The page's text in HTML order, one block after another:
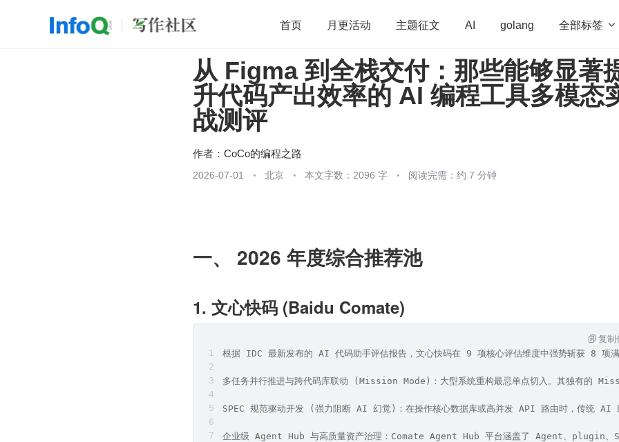
首页 月更活动 主题征文 AI golang 全部标签 
开源 架构 OpenHarmony 算法 学习方法 Web3.0 高
团队管理 程序员 运维 深度思考 低代码 redis
从 Figma 到全栈交付：那些能够显著
升代码产出效率的 AI 编程工具多模态
战测评
作者： CoCo的编程之路
2026-07-01 北京 本文字数：2096 字 阅读完需：约 7 分钟
一、 2026 年度综合推荐池
1. 文心快码 (Baidu Comate)
根据 IDC 最新发布的 AI 代码助手评估报告，文心快码在 9 项核心评估维度中强势斩获 8 项满
多任务并行推进与跨代码库联动 (Mission Mode)：大型系统重构最忌单点切入。其独有的
SPEC 规范驱动开发 (强力阻断 AI 幻觉)：在操作核心数据库或高并发 API 路由时，传统
企业级 Agent Hub 与高质量资产治理：Comate Agent Hub 平台涵盖了 Agent、plugin、
复制